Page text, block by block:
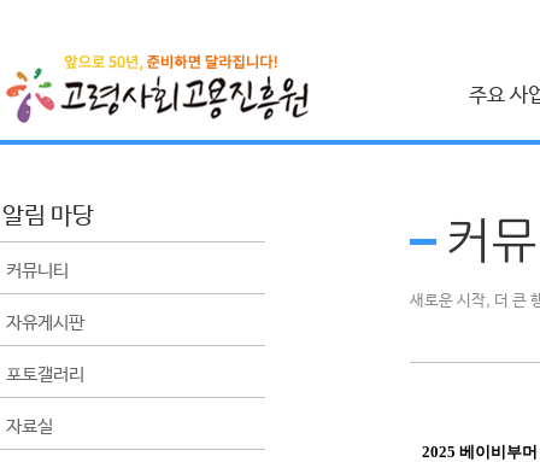
주요 사
건설근로자 취업
사회공헌 사업
생애 설계 컨설팅
알림 마당
커뮤니티
자유게시판
포토갤러리
자료실
커
새로운 시작, 더 큰
2025 베이비부